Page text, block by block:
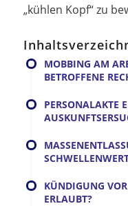
„kühlen Kopf“ zu
MOBBING AM
BETROFFENE
PERSONALAKTE
KÜNDIGUNG
ERLAUBT?